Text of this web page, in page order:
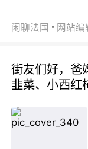
闲聊法国 网站编
街友们好，爸
韭菜、小西红